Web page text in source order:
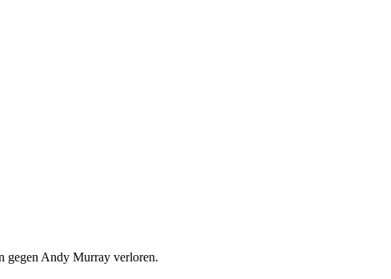
gegen Andy Murray verloren.